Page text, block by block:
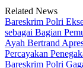
Related News
Bareskrim Polri
sebagai Bagian
Ayah Bertrand
Percayakan
Bareskrim Polri